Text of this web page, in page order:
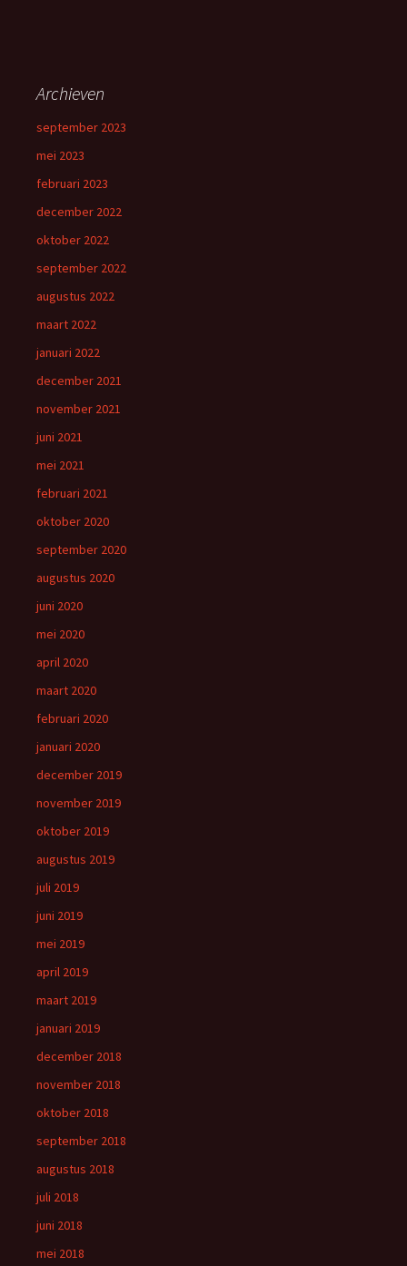
Archieven
september 2023
mei 2023
februari 2023
december 2022
oktober 2022
september 2022
augustus 2022
maart 2022
januari 2022
december 2021
november 2021
juni 2021
mei 2021
februari 2021
oktober 2020
september 2020
augustus 2020
juni 2020
mei 2020
april 2020
maart 2020
februari 2020
januari 2020
december 2019
november 2019
oktober 2019
augustus 2019
juli 2019
juni 2019
mei 2019
april 2019
maart 2019
januari 2019
december 2018
november 2018
oktober 2018
september 2018
augustus 2018
juli 2018
juni 2018
mei 2018